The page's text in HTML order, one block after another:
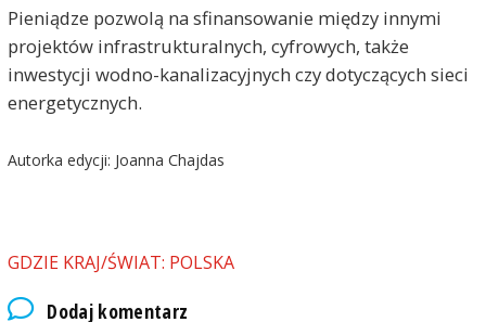
Pieniądze pozwolą na sfinansowanie między innymi
projektów infrastrukturalnych, cyfrowych, także
inwestycji wodno-kanalizacyjnych czy dotyczących sieci
energetycznych.
Autorka edycji: Joanna Chajdas
GDZIE KRAJ/ŚWIAT: POLSKA
Dodaj komentarz